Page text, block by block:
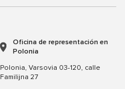
Oficina de representación en
Polonia
Polonia, Varsovia 03-120, calle
Familijna 27